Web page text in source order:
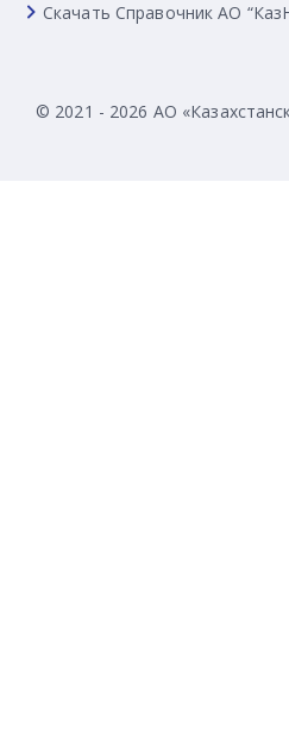
Скачать Справочник АО
© 2021 - 2026 АО